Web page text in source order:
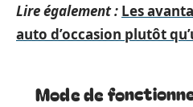
Lire également : Les
auto d’occasion plutôt
Mode de